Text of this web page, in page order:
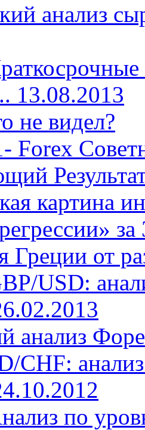
анализ
13.08.2013
не видел?
Forex
картина
Греции от
USD:
анализ
CHF:
по